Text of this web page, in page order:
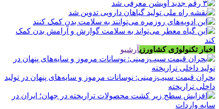
اخبار تکنولوژی کشاورزیآرشیو
بحران قیمت سیب‌زمینی: نوسانات مرموز و سایه‌های پنهان در تولید
داخلی تراریخته